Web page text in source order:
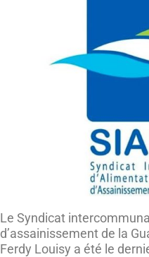
Le Syndicat
d’assainissement de la
Ferdy Louisy a été le